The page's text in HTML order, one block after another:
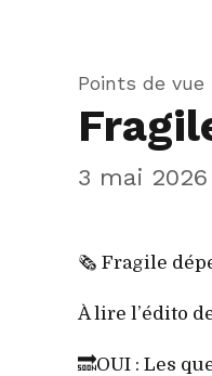
Points de vue
3 mai 2026
🗞️ Fragile
À lire l’édito
🔜OUI : Les